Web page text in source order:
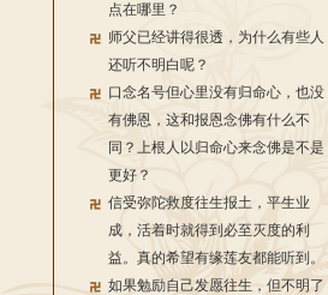
点在哪里？
师父已经讲得很透，为什么有些人
还听不明白呢？
口念名号但心里没有归命心，也没
有佛恩，这和报恩念佛有什么不
同？上根人以归命心来念佛是不是
更好？
信受弥陀救度往生报土，平生业
成，活着时就得到必至灭度的利
益。真的希望有缘莲友都能听到。
如果勉励自己发愿往生，但不明了